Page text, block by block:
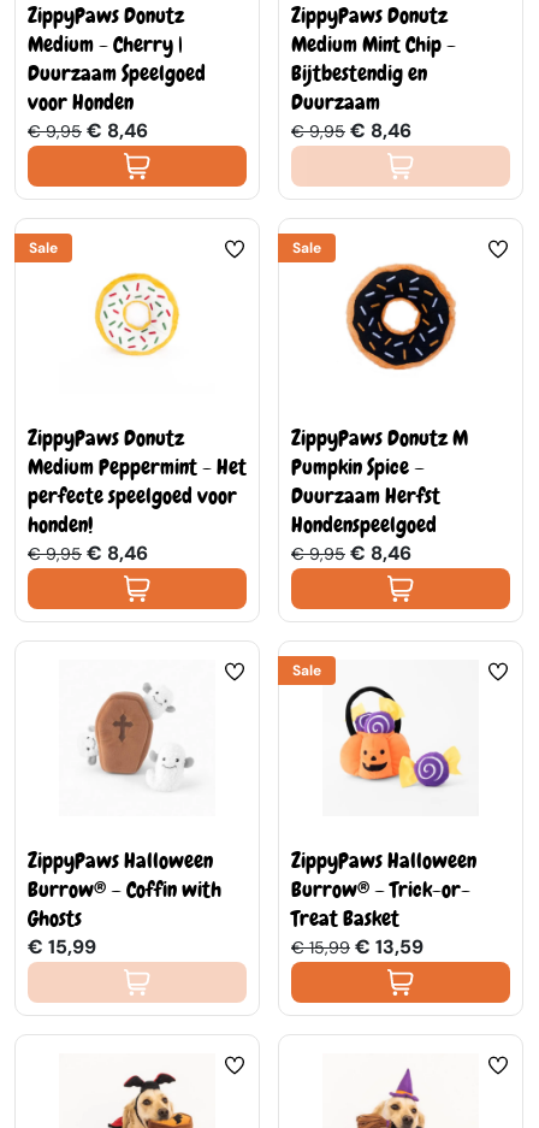
ZippyPaws Donutz
Medium - Cherry |
Duurzaam Speelgoed
voor Honden
€ 9,95 € 8,46
ZippyPaws Donutz
Medium Mint Chip -
Bijtbestendig en
Duurzaam
€ 9,95 € 8,46
Sale
ZippyPaws Donutz
Medium Peppermint - Het
perfecte speelgoed voor
honden!
€ 9,95 € 8,46
Sale
ZippyPaws Donutz M
Pumpkin Spice –
Duurzaam Herfst
Hondenspeelgoed
€ 9,95 € 8,46
ZippyPaws Halloween
Burrow® – Coffin with
Ghosts
€ 15,99
Sale
ZippyPaws Halloween
Burrow® – Trick-or-
Treat Basket
€ 15,99 € 13,59